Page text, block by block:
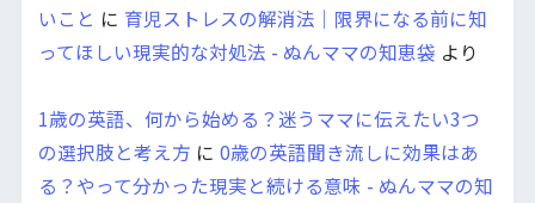
いこと に 育児ストレスの解消法｜限界になる前に知
ってほしい現実的な対処法 - ぬんママの知恵袋 より
1歳の英語、何から始める？迷うママに伝えたい3つ
の選択肢と考え方 に 0歳の英語聞き流しに効果はあ
る？やって分かった現実と続ける意味 - ぬんママの知